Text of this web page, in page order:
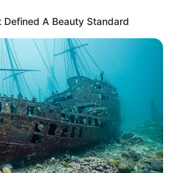
2025 à SAINT-CLOUD dans la
Defined A Beauty Standard